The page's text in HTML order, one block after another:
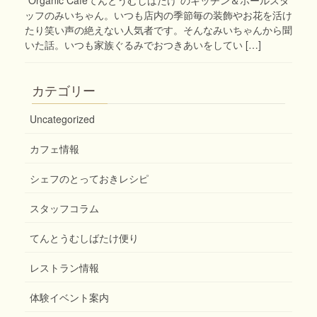
ッフのみいちゃん。いつも店内の季節毎の装飾やお花を活け
たり笑い声の絶えない人気者です。そんなみいちゃんから聞
いた話。いつも家族ぐるみでおつきあいをしてい […]
カテゴリー
Uncategorized
カフェ情報
シェフのとっておきレシピ
スタッフコラム
てんとうむしばたけ便り
レストラン情報
体験イベント案内